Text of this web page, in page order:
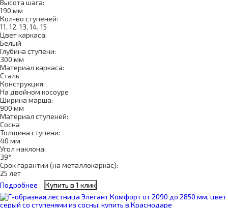
Высота шага:
190 мм
Кол-во ступеней:
11, 12, 13, 14, 15
Цвет каркаса:
Белый
Глубина ступени:
300 мм
Материал каркаса:
Сталь
Конструкция:
На двойном косоуре
Ширина марша:
900 мм
Материал ступеней:
Сосна
Толщина ступени:
40 мм
Угол наклона:
39°
Срок гарантии (на металлокаркас):
25 лет
Подробнее
Купить в 1 клик